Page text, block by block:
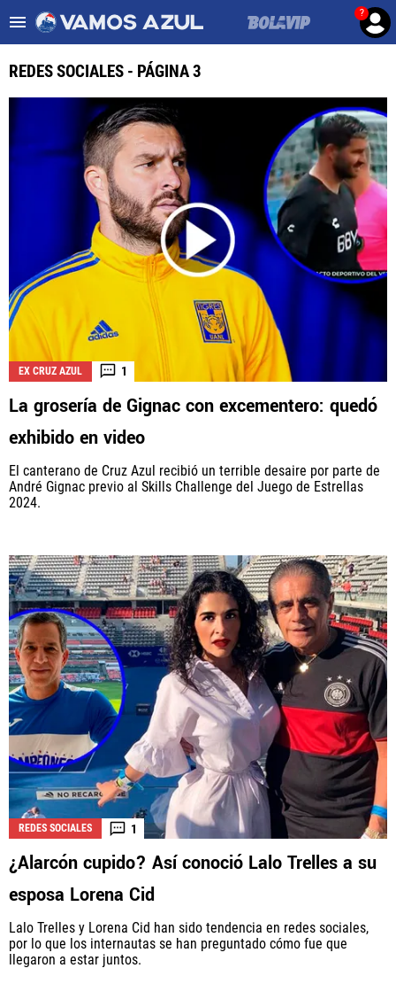
?
Noticias Cruz Azul HOY
ULTIMAS NOTICIAS
LEAGUES CUP
FUERZAS BÁSICAS
MERCADO DE FICHAJES
OPINIÓN
QUIENES SOMOS | STAFF | CONTACTO
Este portal es una sección especial del portal Bolavip.com
el sitio oficialhaz click aquí
Términos y Condiciones
Políticas de Privacidad
Política Editorial
Ad Choices
Vamos Azul, al igual que Futbol Sites, es una
compañía perteneciente a Better Collective. Todos
los derechos reservados.
La aceptación de una de las ofertas presentadas en esta página
puede dar lugar a un pago a
cómo y dónde aparecen los operadores de juego en la página y en el
orden en que aparecen, pero no influye en nuestras evaluaciones.
REDES SOCIALES - PÁGINA 3
EX CRUZ AZUL 1
La grosería de Gignac con excementero: quedó
exhibido en video
El canterano de Cruz Azul recibió un terrible desaire por parte de
André Gignac previo al Skills Challenge del Juego de Estrellas
2024.
REDES SOCIALES 1
¿Alarcón cupido? Así conoció Lalo Trelles a su
esposa Lorena Cid
Lalo Trelles y Lorena Cid han sido tendencia en redes sociales,
por lo que los internautas se han preguntado cómo fue que
llegaron a estar juntos.